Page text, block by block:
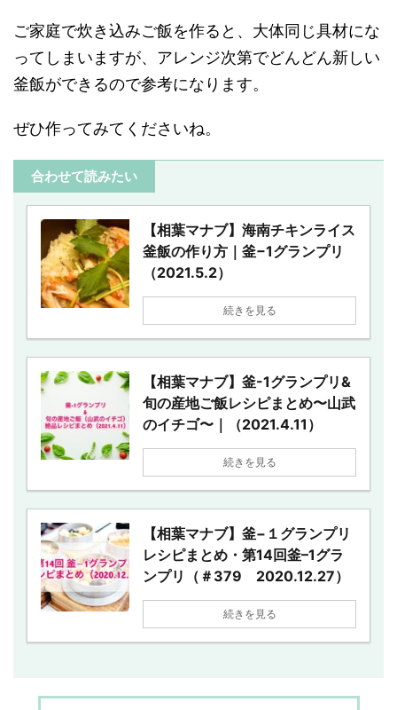
ご家庭で炊き込みご飯を作ると、大体同じ具材にな
ってしまいますが、アレンジ次第でどんどん新しい
釜飯ができるので参考になります。
ぜひ作ってみてくださいね。
合わせて読みたい
【相葉マナブ】海南チキンライス
釜飯の作り方｜釜−1グランプリ
（2021.5.2）
続きを見る
【相葉マナブ】釜-1グランプリ&
旬の産地ご飯レシピまとめ〜山武
のイチゴ〜｜（2021.4.11）
続きを見る
【相葉マナブ】釜−１グランプリ
レシピまとめ・第14回釜–1グラ
ンプリ（＃379 2020.12.27）
続きを見る